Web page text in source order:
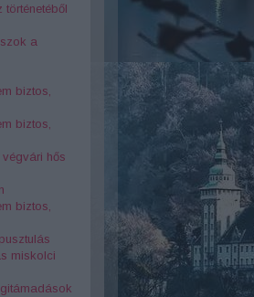
a
biztos,
biztos,
hős
biztos,
miskolci